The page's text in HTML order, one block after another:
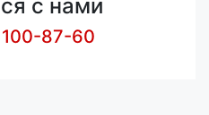
с нами
87-60